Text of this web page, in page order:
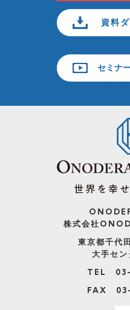
資料
セミナ
株式会社
東京都千代
大手セ
TEL
FAX